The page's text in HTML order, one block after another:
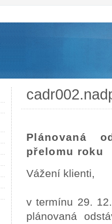
Plánovaná
přelomu roku
Vážení klienti,
v termínu 29.
plánovaná